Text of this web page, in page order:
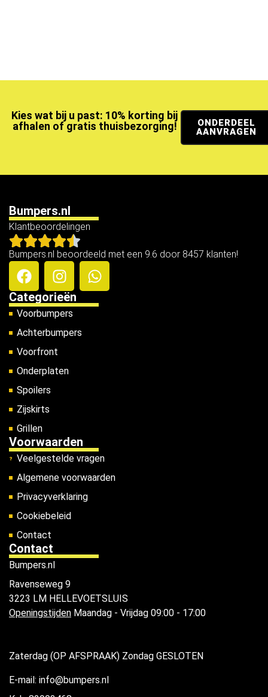
Kies wat bij u past: 10% korting bij
afhalen of gratis thuisbezorging!
ONDERDEEL
AANVRAGEN
Bumpers.nl
Klantbeoordelingen
Bumpers.nl beoordeeld met een 9.6 door 8457 klanten!
Categorieën
Voorbumpers
Achterbumpers
Voorfront
Onderplaten
Spoilers
Zijskirts
Grillen
Voorwaarden
Veelgestelde vragen
Algemene voorwaarden
Privacyverklaring
Cookiebeleid
Contact
Contact
Bumpers.nl
Ravenseweg 9
3223 LM HELLEVOETSLUIS
Openingstijden Maandag - Vrijdag 09:00 - 17:00
Zaterdag (OP AFSPRAAK) Zondag GESLOTEN
E-mail: info@bumpers.nl